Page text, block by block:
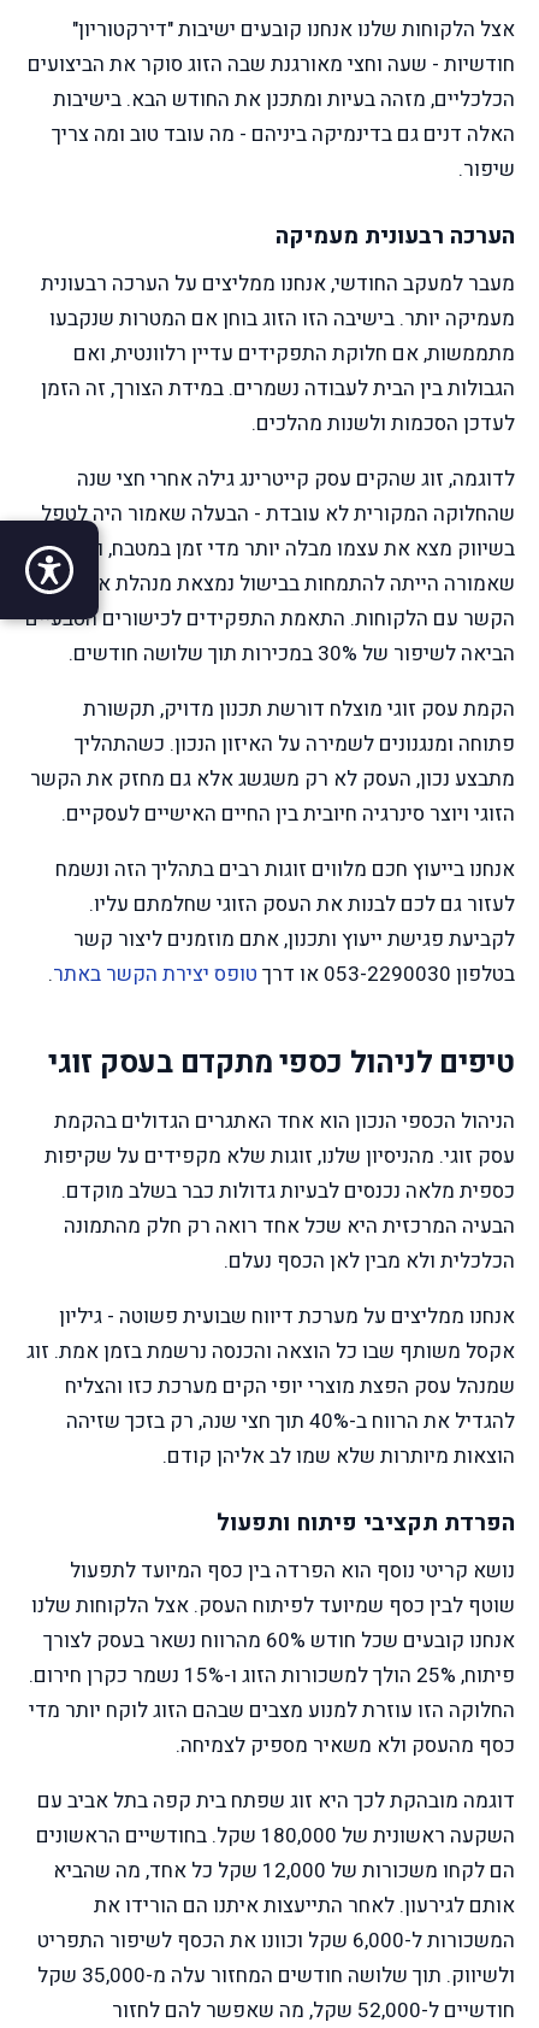
אצל הלקוחות שלנו אנחנו קובעים ישיבות "דירקטוריון"
חודשיות - שעה וחצי מאורגנת שבה הזוג סוקר את הביצועים
הכלכליים, מזהה בעיות ומתכנן את החודש הבא. בישיבות
האלה דנים גם בדינמיקה ביניהם - מה עובד טוב ומה צריך
שיפור.
הערכה רבעונית מעמיקה
מעבר למעקב החודשי, אנחנו ממליצים על הערכה רבעונית
מעמיקה יותר. בישיבה הזו הזוג בוחן אם המטרות שנקבעו
מתממשות, אם חלוקת התפקידים עדיין רלוונטית, ואם
הגבולות בין הבית לעבודה נשמרים. במידת הצורך, זה הזמן
לעדכן הסכמות ולשנות מהלכים.
לדוגמה, זוג שהקים עסק קייטרינג גילה אחרי חצי שנה
שהחלוקה המקורית לא עובדת - הבעלה שאמור היה לטפל
בשיווק מצא את עצמו מבלה יותר מדי זמן במטבח, והאישה
שאמורה הייתה להתמחות בבישול נמצאת מנהלת את רוב
הקשר עם הלקוחות. התאמת התפקידים לכישורים הטבעיים
הביאה לשיפור של 30% במכירות תוך שלושה חודשים.
הקמת עסק זוגי מוצלח דורשת תכנון מדויק, תקשורת
פתוחה ומנגנונים לשמירה על האיזון הנכון. כשהתהליך
מתבצע נכון, העסק לא רק משגשג אלא גם מחזק את הקשר
הזוגי ויוצר סינרגיה חיובית בין החיים האישיים לעסקיים.
אנחנו בייעוץ חכם מלווים זוגות רבים בתהליך הזה ונשמח
לעזור גם לכם לבנות את העסק הזוגי שחלמתם עליו.
לקביעת פגישת ייעוץ ותכנון, אתם מוזמנים ליצור קשר
בטלפון 053-2290030 או דרך
טופס יצירת הקשר באתר.
טיפים לניהול כספי מתקדם בעסק זוגי
הניהול הכספי הנכון הוא אחד האתגרים הגדולים בהקמת
עסק זוגי. מהניסיון שלנו, זוגות שלא מקפידים על שקיפות
כספית מלאה נכנסים לבעיות גדולות כבר בשלב מוקדם.
הבעיה המרכזית היא שכל אחד רואה רק חלק מהתמונה
הכלכלית ולא מבין לאן הכסף נעלם.
אנחנו ממליצים על מערכת דיווח שבועית פשוטה - גיליון
אקסל משותף שבו כל הוצאה והכנסה נרשמת בזמן אמת. זוג
שמנהל עסק הפצת מוצרי יופי הקים מערכת כזו והצליח
להגדיל את הרווח ב-40% תוך חצי שנה, רק בזכך שזיהה
הוצאות מיותרות שלא שמו לב אליהן קודם.
הפרדת תקציבי פיתוח ותפעול
נושא קריטי נוסף הוא הפרדה בין כסף המיועד לתפעול
שוטף לבין כסף שמיועד לפיתוח העסק. אצל הלקוחות שלנו
אנחנו קובעים שכל חודש 60% מהרווח נשאר בעסק לצורך
פיתוח, 25% הולך למשכורות הזוג ו-15% נשמר כקרן חירום.
החלוקה הזו עוזרת למנוע מצבים שבהם הזוג לוקח יותר מדי
כסף מהעסק ולא משאיר מספיק לצמיחה.
דוגמה מובהקת לכך היא זוג שפתח בית קפה בתל אביב עם
השקעה ראשונית של 180,000 שקל. בחודשיים הראשונים
הם לקחו משכורות של 12,000 שקל כל אחד, מה שהביא
אותם לגירעון. לאחר התייעצות איתנו הם הורידו את
המשכורות ל-6,000 שקל וכוונו את הכסף לשיפור התפריט
ולשיווק. תוך שלושה חודשים המחזור עלה מ-35,000 שקל
חודשיים ל-52,000 שקל, מה שאפשר להם לחזור